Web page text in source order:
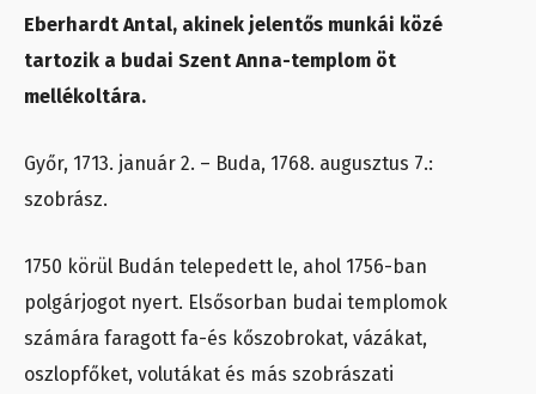
Eberhardt Antal, akinek jelentős munkái közé
tartozik a budai Szent Anna-templom öt
mellékoltára.
Győr, 1713. január 2. – Buda, 1768. augusztus 7.:
szobrász.
1750 körül Budán telepedett le, ahol 1756-ban
polgárjogot nyert. Elsősorban budai templomok
számára faragott fa-és kőszobrokat, vázákat,
oszlopfőket, volutákat és más szobrászati